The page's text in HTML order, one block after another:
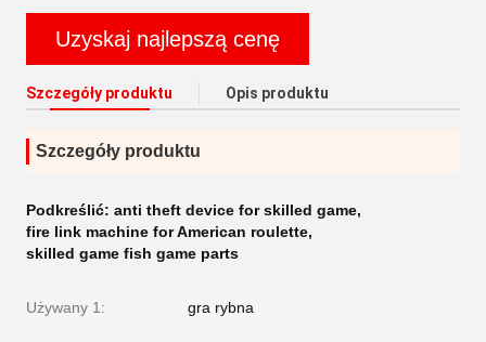
Uzyskaj najlepszą cenę
Szczegóły produktu Opis produktu
Szczegóły produktu
Podkreślić: anti theft device for skilled game,
fire link machine for American roulette,
skilled game fish game parts
Używany 1: gra rybna